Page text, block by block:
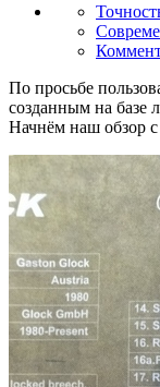
По просьбе
созданным на базе
Начнём наш обзор